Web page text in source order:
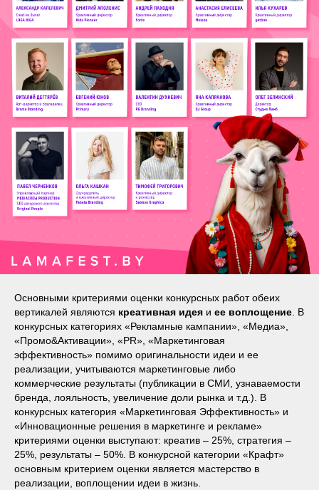
Основными критериями оценки конкурсных работ обеих
вертикалей являются креативная идея и ее воплощение . В
конкурсных категориях «Рекламные кампании», «Медиа»,
«Промо&Активации», «PR», «Маркетинговая
эффективность» помимо оригинальности идеи и ее
реализации, учитываются маркетинговые либо
коммерческие результаты (публикации в СМИ, узнаваемости
бренда, лояльность, увеличение доли рынка и т.д.). В
конкурсных категория «Маркетинговая Эффективность» и
«Инновационные решения в маркетинге и рекламе»
критериями оценки выступают: креатив – 25%, стратегия –
25%, результаты – 50%. В конкурсной категории «Крафт»
основным критерием оценки является мастерство в
реализации, воплощении идеи в жизнь.